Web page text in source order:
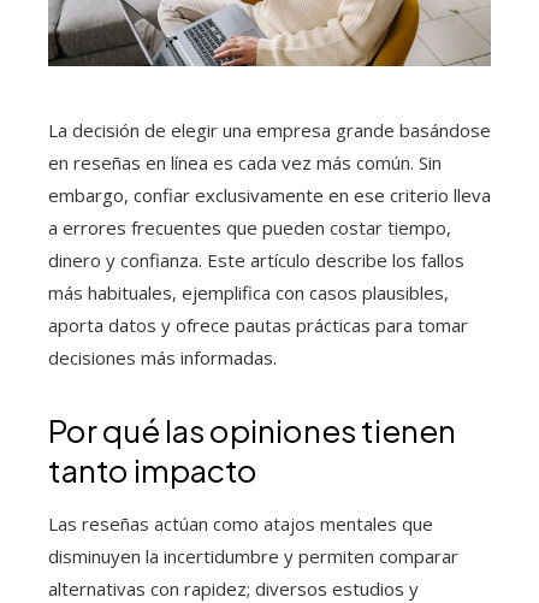
La decisión de elegir una empresa grande basándose
en reseñas en línea es cada vez más común. Sin
embargo, confiar exclusivamente en ese criterio lleva
a errores frecuentes que pueden costar tiempo,
dinero y confianza. Este artículo describe los fallos
más habituales, ejemplifica con casos plausibles,
aporta datos y ofrece pautas prácticas para tomar
decisiones más informadas.
Por qué las opiniones tienen
tanto impacto
Las reseñas actúan como atajos mentales que
disminuyen la incertidumbre y permiten comparar
alternativas con rapidez; diversos estudios y